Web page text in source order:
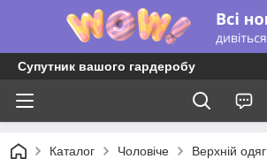
Супутник вашого гардеробу
Каталог Чоловіче Верхній одяг